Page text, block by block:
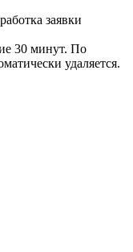
заявки
30 минут. По
удаляется.